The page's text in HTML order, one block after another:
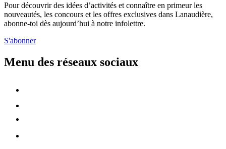
Pour découvrir des idées d’activités et connaître en primeur les
nouveautés, les concours et les offres exclusives dans Lanaudière,
abonne-toi dès aujourd’hui à notre infolettre.
S'abonner
Menu des réseaux sociaux